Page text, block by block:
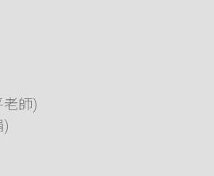
老師)
)